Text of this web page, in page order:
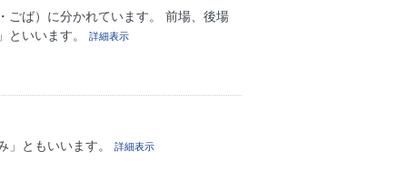
ごば）に分かれています。 前場、後場
といいます。
詳細表示
」ともいいます。 詳細表示